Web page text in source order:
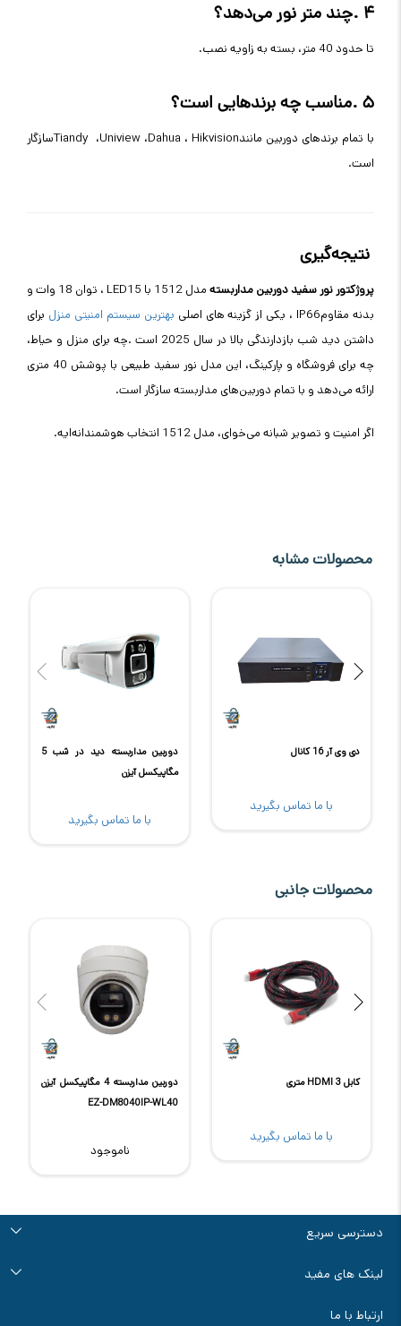
۴ .چند متر نور می‌دهد؟
تا حدود 40 متر، بسته به زاویه نصب .
۵ .مناسب چه برندهایی است؟
با تمام برندهای دوربین مانندHikvision ، Dahua، Uniview، Tiandyسازگار
است.
نتیجه‌گیری
پروژکتور نور سفید دوربین مداربسته مدل 1512 با 15 LED
، توان 18 وات و
بدنه مقاومIP66 ، یکی از گزینه های اصلی بهترین سیستم امنیتی منزل برای
داشتن دید شب بازدارندگی بالا در سال 2025 است
.چه برای منزل و حیاط،
چه برای فروشگاه و پارکینگ، این مدل نور سفید طبیعی با پوشش 40 متری
ارائه می‌دهد و با تمام دوربین‌های مداربسته سازگار است.
اگر امنیت و تصویر شبانه می‌خوای، مدل 1512 انتخاب هوشمندانه‌ایه.
محصولات مشابه
دی وی آر 16 کانال
با ما تماس بگیرید
دوربین مداربسته دید در شب 5
مگاپیکسل آیزن
با ما تماس بگیرید
محصولات جانبی
کابل HDMI 3 متری
با ما تماس بگیرید
دوربین مداربسته 4 مگاپیکسل آیزن
EZ-DM8040IP-WL40
ناموجود
دسترسی سریع
راهنمای خرید
قوانین و مقررات
درباره ما
آرشیو اخبار و مقالات
تماس با ما
لینک های مفید
سوالات متداول
فروش ویژه سانورتر
ابزار محاسبه زمان برق دهی ups
ارتباط با ما